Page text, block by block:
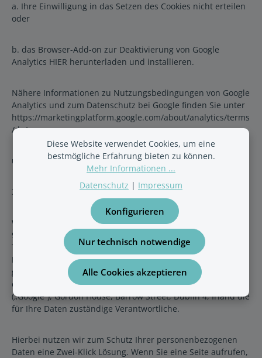
a. Ihre Einwilligung in das Setzen des Cookies nicht erteilen
oder
b. das Browser-Add-on zur Deaktivierung von Google
Analytics HIER herunterladen und installieren.
Nähere Informationen zu Nutzungsbedingungen von Google
Analytics und zum Datenschutz bei Google finden Sie unter
https://marketingplatform.google.com/about/analytics/terms
/de/
und unter https://policies.google.com/?hl=de.
3.9 YouTube
Wir setzen auf unserer Website Dienste von YouTube, LLC,
901 Cherry Ave., 94066 San Bruno, CA, USA, einer
Tochtergesellschaft der Google Inc., Amphitheatre Parkway,
Mountain View, CA 94043, USA, ein. Bei Nutzern, die ihren
gewöhnlichen Aufenthalt im Europäischen Wirtschaftsraum
oder der Schweiz haben, ist Google Ireland Limited
(„Google“), Gordon House, Barrow Street, Dublin 4, Irland die
für Ihre Daten zuständige Verantwortliche.
Hierbei nutzen wir zum Schutz Ihrer personenbezogenen
Daten eine Zwei-Klick Lösung. Wenn Sie eine Seite aufrufen,
Diese Website verwendet Cookies, um eine
bestmögliche Erfahrung bieten zu können.
Mehr Informationen ...
Datenschutz | Impressum
Nur technisch notwendige
Konfigurieren
Alle Cookies akzeptieren